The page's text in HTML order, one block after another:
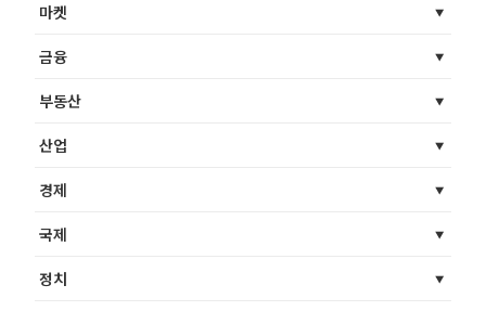
마켓
금융
부동산
산업
경제
국제
정치